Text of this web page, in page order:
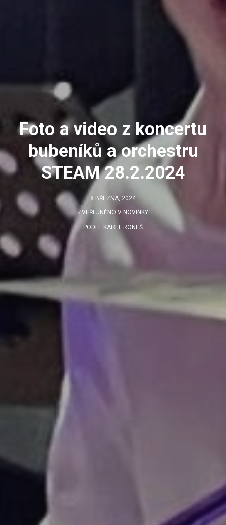
Foto a video z koncertu
bubeníků a orchestru
STEAM 28.2.2024
8 BŘEZNA, 2024
ZVEŘEJNĚNO V NOVINKY
PODLE KAREL RONEŠ